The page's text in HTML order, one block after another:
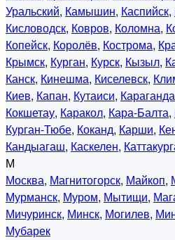
Уральский, Камышин, Каспийск,
Кисловодск, Ковров, Коломна,
Копейск, Королёв, Кострома,
Крымск, Курган, Курск, Кызыл,
Канск, Кинешма, Киселевск,
Киев, Капан, Кутаиси, Караганда
Кокшетау, Каракол, Кара-Балта,
Курган-Тюбе, Коканд, Карши,
Кандыагаш, Каскелен,
М
Москва, Магнитогорск, Майкоп,
Мурманск, Муром, Мытищи,
Мичуринск, Минск, Могилев,
Мубарек